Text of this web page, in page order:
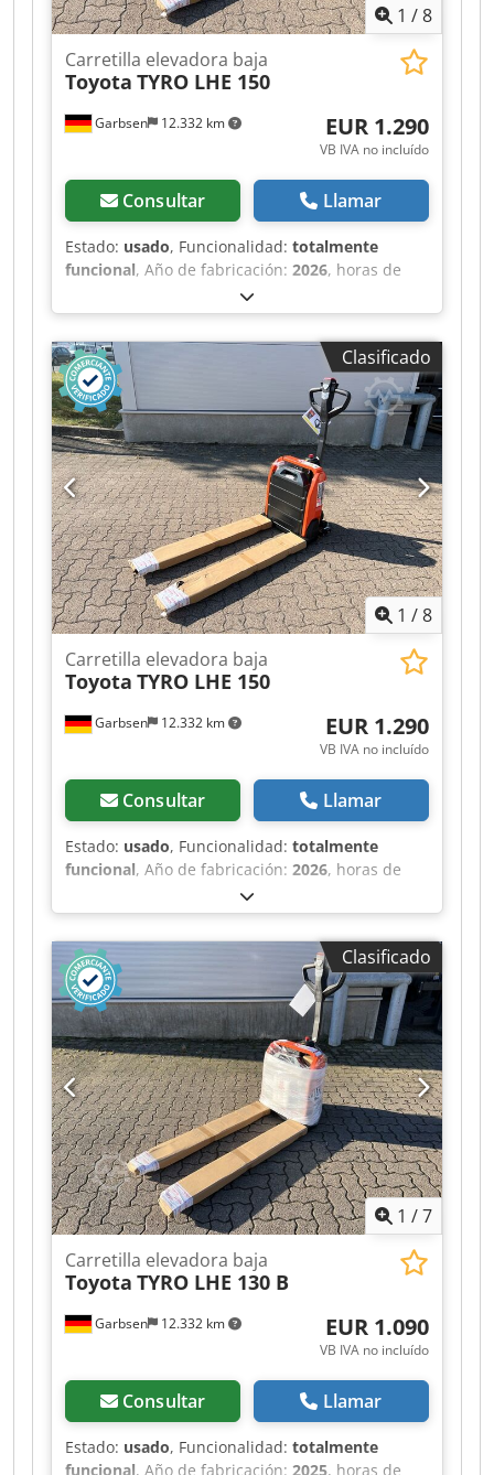
1 /8
Garbsen 12.332 km
Carretilla elevadora baja
Toyota TYRO LHE 150
EUR 1.290
VB IVA no incluído
Consultar Llamar
Estado: usado, Funcionalidad: totalmente
funcional, Año de fabricación: 2026, horas de
, capacidad de carga:
kg, altura de elevación:195 mm, tipo de
combustible:eléctrico, longitud de la horquilla:
1.150 mm
, longitud total:
380 mm , tipo de accionamiento: Elektro , ancho
de construcción:540 mm, Transpaleta de baja
elevación Centro de carga: 600 Tipo de mástil:
Ninguno Estado técnico: Nuevo Cedszr Aiiepfx
Ab Neha Tipo de neumático delantero:
Poliuretano Estado del neumático delantero:
100% Tipo de neumático trasero: Poliuretano
Estado del neumático trasero: 100% Voltaje de la
batería: 24V Capacidad de la batería: 40Ah
Descripción: Equipo nuevo Control por impulsos,
Clasificado
1 /8
Garbsen 12.332 km
Carretilla elevadora baja
Toyota TYRO LHE 150
EUR 1.290
VB IVA no incluído
Consultar Llamar
Estado: usado, Funcionalidad: totalmente
funcional, Año de fabricación: 2026, horas de
, capacidad de carga:
kg, altura de elevación:195 mm, tipo de
combustible:eléctrico, longitud de la horquilla:
1.150 mm
145 kg, longitud total:
380 mm
, tipo de accionamiento:Elektro, ancho
de construcción:540 mm, Transpaleta de baja
elevación Centro de carga: 600 Tipo de mástil:
Ninguno Estado técnico: Nuevo Tipo de
neumático delantero: Poliuretano Estado del
neumático delantero: 100% Tipo de neumático
trasero: Poliuretano Estado del neumático
trasero: 100% Voltaje de la batería: 24V
Chedpozr Aicjfx Ab Nja Capacidad de la batería:
40Ah Descripción: Equipo nuevo Control por
impulsos,
Clasificado
1 /7
Garbsen 12.332 km
Carretilla elevadora baja
Toyota TYRO LHE 130 B
EUR 1.090
VB IVA no incluído
Consultar Llamar
Estado: usado, Funcionalidad: totalmente
funcional, Año de fabricación: 2025, horas de